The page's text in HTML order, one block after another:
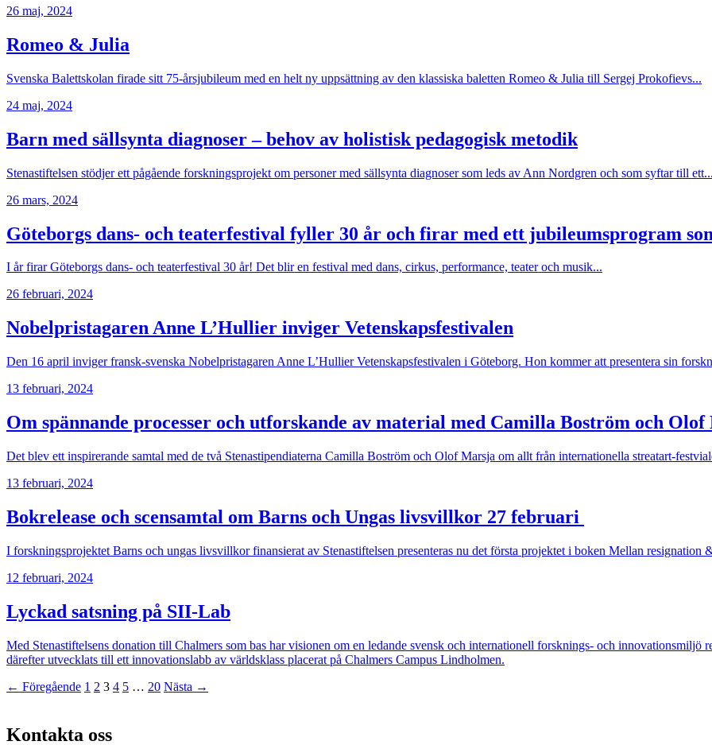
26 maj, 2024
Romeo & Julia
Svenska Balettskolan firade sitt 75-årsjubileum med en helt ny uppsättning av den klassiska baletten Romeo & Julia till Sergej Prokofievs...
24 maj, 2024
Barn med sällsynta diagnoser – behov av holistisk pedagogisk metodik
Stenastiftelsen stödjer ett pågående forskningsprojekt om personer med sällsynta diagnoser som leds av Ann Nordgren och som syftar till ett...
26 mars, 2024
Göteborgs dans- och teaterfestival fyller 30 år och firar med ett jubileumsprogram
I år firar Göteborgs dans- och teaterfestival 30 år! Det blir en festival med dans, cirkus, performance, teater och musik...
26 februari, 2024
Nobelpristagaren Anne L’Hullier inviger Vetenskapsfestivalen
Den 16 april inviger fransk-svenska Nobelpristagaren Anne L’Hullier Vetenskapsfestivalen i Göteborg. Hon kommer att presentera sin
13 februari, 2024
Om spännande processer och utforskande av material med Camilla Boström och
Det blev ett inspirerande samtal med de två Stenastipendiaterna Camilla Boström och Olof Marsja om allt från internationella streatart-
13 februari, 2024
Bokrelease och scensamtal om Barns och Ungas livsvillkor 27 februari
I forskningsprojektet Barns och ungas livsvillkor finansierat av Stenastiftelsen presenteras nu det första projektet i boken Mellan resignation
12 februari, 2024
Lyckad satsning på SII-Lab
Med Stenastiftelsens donation till Chalmers som bas har visionen om en ledande svensk och internationell forsknings- och innovationsmiljö
därefter utvecklats till ett innovationslabb av världsklass placerat på Chalmers Campus Lindholmen.
← Föregående 1 2 3 4 5 … 20 Nästa →
Kontakta oss